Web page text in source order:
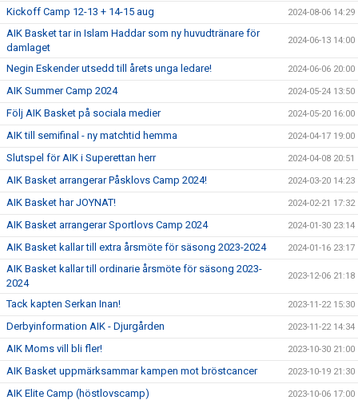
Kickoff Camp 12-13 + 14-15 aug 2024-08-06 14:29
AIK Basket tar in Islam Haddar som ny huvudtränare för
damlaget
2024-06-13 14:00
Negin Eskender utsedd till årets unga ledare! 2024-06-06 20:00
AIK Summer Camp 2024 2024-05-24 13:50
Följ AIK Basket på sociala medier 2024-05-20 16:00
AIK till semifinal - ny matchtid hemma 2024-04-17 19:00
Slutspel för AIK i Superettan herr 2024-04-08 20:51
AIK Basket arrangerar Påsklovs Camp 2024! 2024-03-20 14:23
AIK Basket har JOYNAT! 2024-02-21 17:32
AIK Basket arrangerar Sportlovs Camp 2024 2024-01-30 23:14
AIK Basket kallar till extra årsmöte för säsong 2023-2024 2024-01-16 23:17
AIK Basket kallar till ordinarie årsmöte för säsong 2023-
2024
2023-12-06 21:18
Tack kapten Serkan Inan! 2023-11-22 15:30
Derbyinformation AIK - Djurgården 2023-11-22 14:34
AIK Moms vill bli fler! 2023-10-30 21:00
AIK Basket uppmärksammar kampen mot bröstcancer 2023-10-19 21:30
AIK Elite Camp (höstlovscamp) 2023-10-06 17:00